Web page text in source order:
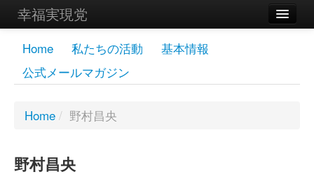
幸福実現党
メンバーズページ
党員
幸福の科学グループ
Home 私たちの活動
基本情報
公式メールマガジン
Home / 野村昌央
野村昌央